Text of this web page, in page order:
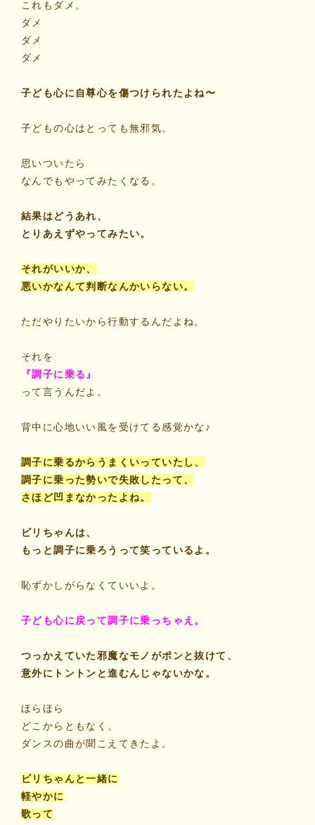
これもダメ。
ダメ
ダメ
ダメ
子ども心に自尊心を傷つけられたよね〜
子どもの心はとっても無邪気。
思いついたら
なんでもやってみたくなる。
結果はどうあれ、
とりあえずやってみたい。
それがいいか、
悪いかなんて判断なんかいらない。
ただやりたいから行動するんだよね。
それを
『調子に乗る』
って言うんだよ。
背中に心地いい風を受けてる感覚かな♪
調子に乗るからうまくいっていたし、
調子に乗った勢いで失敗したって、
さほど凹まなかったよね。
ビリちゃんは、
もっと調子に乗ろうって笑っているよ。
恥ずかしがらなくていいよ。
子ども心に戻って調子に乗っちゃえ。
つっかえていた邪魔なモノがポンと抜けて、
意外にトントンと進むんじゃないかな。
ほらほら
どこからともなく、
ダンスの曲が聞こえてきたよ。
ビリちゃんと一緒に
軽やかに
歌って